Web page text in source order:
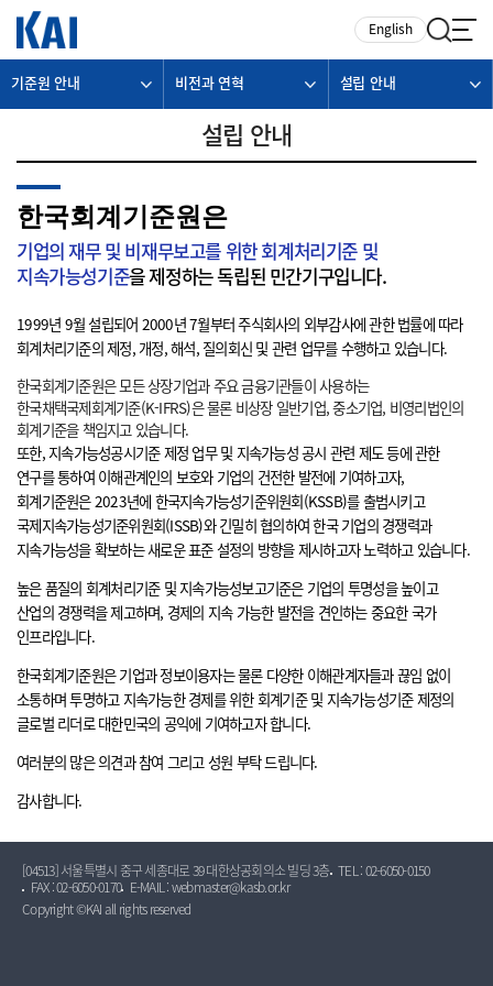
English
기준원 안내 비전과 연혁 설립 안내
설립 안내
한국회계기준원은
기업의 재무 및 비재무보고를 위한 회계처리기준 및
지속가능성기준을 제정하는 독립된 민간기구입니다.
1999년 9월 설립되어 2000년 7월부터 주식회사의 외부감사에 관한 법률에 따라
회계처리기준의 제정, 개정, 해석, 질의회신 및 관련 업무를 수행하고 있습니다.
한국회계기준원은 모든 상장기업과 주요 금융기관들이 사용하는
한국채택국제회계기준(K-IFRS)은 물론 비상장 일반기업, 중소기업, 비영리법인의
회계기준을 책임지고 있습니다.
또한, 지속가능성공시기준 제정 업무 및 지속가능성 공시 관련 제도 등에 관한
연구를 통하여 이해관계인의 보호와 기업의 건전한 발전에 기여하고자,
회계기준원은 2023년에 한국지속가능성기준위원회(KSSB)를 출범시키고
국제지속가능성기준위원회(ISSB)와 긴밀히 협의하여 한국 기업의 경쟁력과
지속가능성을 확보하는 새로운 표준 설정의 방향을 제시하고자 노력하고 있습니다.
높은 품질의 회계처리기준 및 지속가능성보고기준은 기업의 투명성을 높이고
산업의 경쟁력을 제고하며, 경제의 지속 가능한 발전을 견인하는 중요한 국가
인프라입니다.
한국회계기준원은 기업과 정보이용자는 물론 다양한 이해관계자들과 끊임 없이
소통하며 투명하고 지속가능한 경제를 위한 회계기준 및 지속가능성기준 제정의
글로벌 리더로 대한민국의 공익에 기여하고자 합니다.
여러분의 많은 의견과 참여 그리고 성원 부탁 드립니다.
감사합니다.
[04513] 서울특별시 중구 세종대로 39 대한상공회의소 빌딩 3층 TEL : 02-6050-0150
FAX : 02-6050-0170
E-MAIL : webmaster@kasb.or.kr
Copyright ©KAI all rights reserved